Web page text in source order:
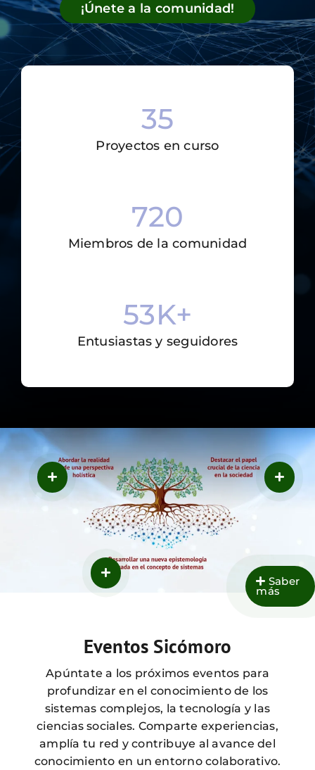
¡Únete a la comunidad!
35
Proyectos en curso
720
Miembros de la comunidad
53K+
Entusiastas y seguidores
Saber
más
Eventos Sicómoro
Apúntate a los próximos eventos para
profundizar en el conocimiento de los
sistemas complejos, la tecnología y las
ciencias sociales. Comparte experiencias,
amplía tu red y contribuye al avance del
conocimiento en un entorno colaborativo.